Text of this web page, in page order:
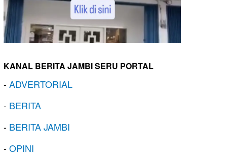
KANAL BERITA JAMBI SERU PORTAL
-ADVERTORIAL
- BERITA
- BERITA JAMBI
-OPINI